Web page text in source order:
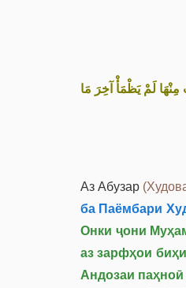
مِنْهَا لَمْ يَظْمَأْ آخِرَ مَا
Аз Абузар
ба Паёмбари
Онки ҷони
аз зарфҳои
Андозаи